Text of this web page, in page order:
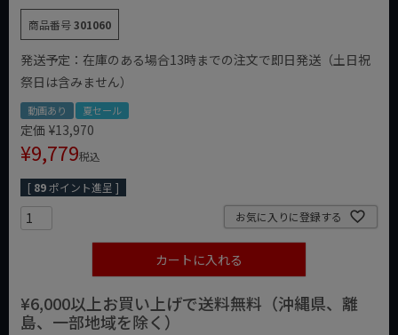
商品番号301060
発送予定：在庫のある場合13時までの注文で即日発送（土日祝
祭日は含みません）
動画あり 夏セール
定価 ¥13,970
¥9,779税込
[ 89ポイント進呈 ]
お気に入りに登録する
カートに入れる
¥6,000以上お買い上げで送料無料（沖縄県、離
島、一部地域を除く）